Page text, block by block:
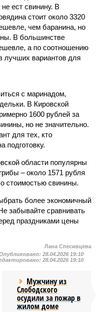
ест свинину. В
стоит около 3320
чем баранина, но
В большинстве
а по соотношению
лучших вариантов для
с маринадом,
В Кировской
1600 рублей за
но не значительно.
для тех, кто
подготовку.
области популярны
– около 1571 рубля
стоимостью свинины.
более экономичный
забывайте сравнивать
праздниками цены
Лана Спесивцева
28.04.2026 19:10
28.04.2026 19:10
Мужчину из
Слободского
осудили за пожар в
жилом доме